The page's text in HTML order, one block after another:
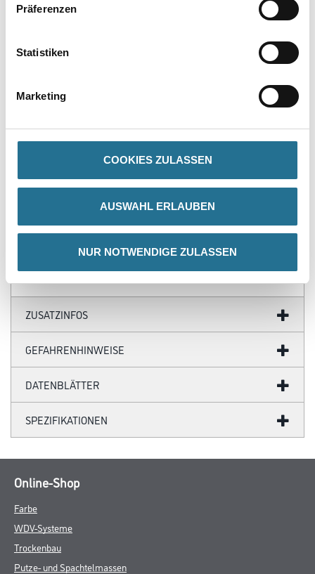
Präferenzen
Statistiken
Marketing
COOKIES ZULASSEN
AUSWAHL ERLAUBEN
NUR NOTWENDIGE ZULASSEN
- Geruchsarm
- Blockfest
- Staubtrocken nach: 2-3 Stunden
- Überarbeitbar nach: 4-6 Stunden
Verbrauch
ZUSATZINFOS
GEFAHRENHINWEISE
DATENBLÄTTER
SPEZIFIKATIONEN
Online-Shop
Farbe
WDV-Systeme
Trockenbau
Putze- und Spachtelmassen